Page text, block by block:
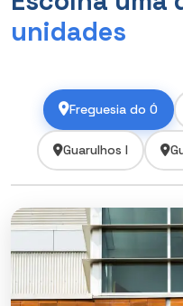
unidades
Freguesia do Ó
Guarulhos I